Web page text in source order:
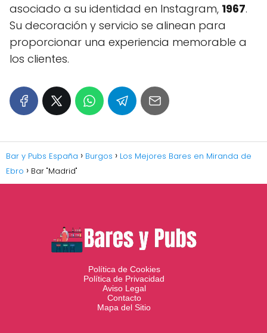
asociado a su identidad en Instagram, 1967.
Su decoración y servicio se alinean para
proporcionar una experiencia memorable a
los clientes.
Bar y Pubs España Burgos
Los Mejores Bares en Miranda de
Ebro
Bar "Madrid"
Política de Cookies
Política de Privacidad
Aviso Legal
Contacto
Mapa del Sitio